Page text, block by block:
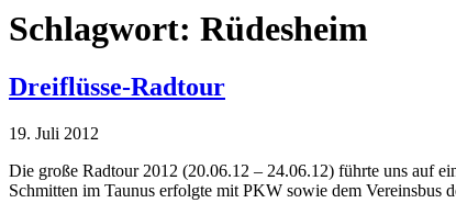
Schlagwort: Rüdesheim
Dreiflüsse-Radtour
19. Juli 2012
Die große Radtour 2012 (20.06.12 – 24.06.12) führte uns auf
Schmitten im Taunus erfolgte mit PKW sowie dem